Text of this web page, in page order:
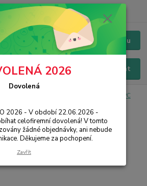
Menu
Hledat
Napájecí 230V k PC
2026
Dovolená
2026 - V období 22.06.2026 -
celofiremní dovolená! V tomto
žádné objednávky, ani nebude
Děkujeme za pochopení.
Zavřít